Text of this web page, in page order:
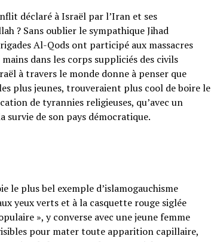
déclaré à Israël par l’Iran et ses
? Sans oublier le sympathique Jihad
Al-Qods ont participé aux massacres
dans les corps suppliciés des civils
à travers le monde donne à penser que
plus jeunes, trouveraient plus cool de boire le
de tyrannies religieuses, qu’avec un
survie de son pays démocratique.
le plus bel exemple d’islamogauchisme
yeux verts et à la casquette rouge siglée
», y converse avec une jeune femme
pour mater toute apparition capillaire,